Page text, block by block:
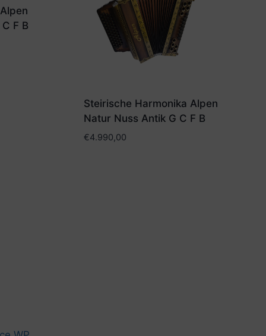
F B
Steirische Harmonika Alpen
Natur Nuss Antik G C F B
€4.990,00